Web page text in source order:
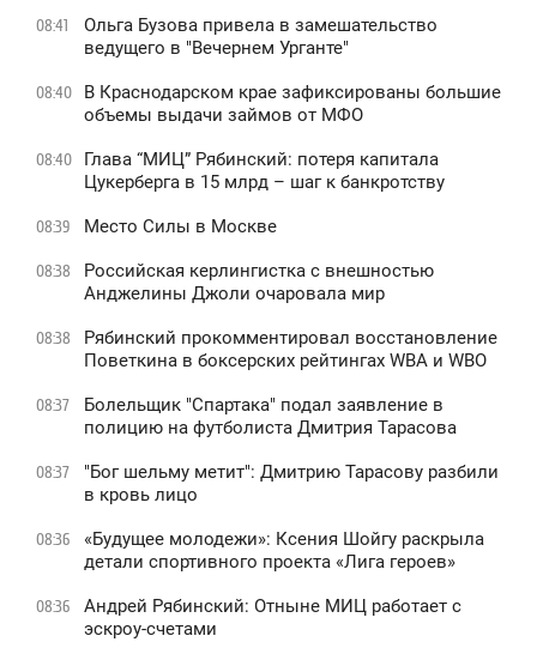
08:41
Ольга Бузова привела в замешательство
ведущего в "Вечернем Урганте"
08:40
В Краснодарском крае зафиксированы большие
объемы выдачи займов от МФО
08:40
Глава “МИЦ” Рябинский: потеря капитала
Цукерберга в 15 млрд – шаг к банкротству
08:39 Место Силы в Москве
08:38
Российская керлингистка с внешностью
Анджелины Джоли очаровала мир
08:38
Рябинский прокомментировал восстановление
Поветкина в боксерских рейтингах WBA и WBO
08:37
Болельщик "Спартака" подал заявление в
полицию на футболиста Дмитрия Тарасова
08:37
"Бог шельму метит": Дмитрию Тарасову разбили
в кровь лицо
08:36
«Будущее молодежи»: Ксения Шойгу раскрыла
детали спортивного проекта «Лига героев»
08:36
Андрей Рябинский: Отныне МИЦ работает с
эскроу-счетами